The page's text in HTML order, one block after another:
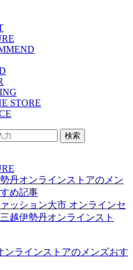
STORE
検索
丹オンラインストアのメン
め記事
ッション大市 オンラインセ
越伊勢丹オンラインスト
ンラインストアのメンズおす